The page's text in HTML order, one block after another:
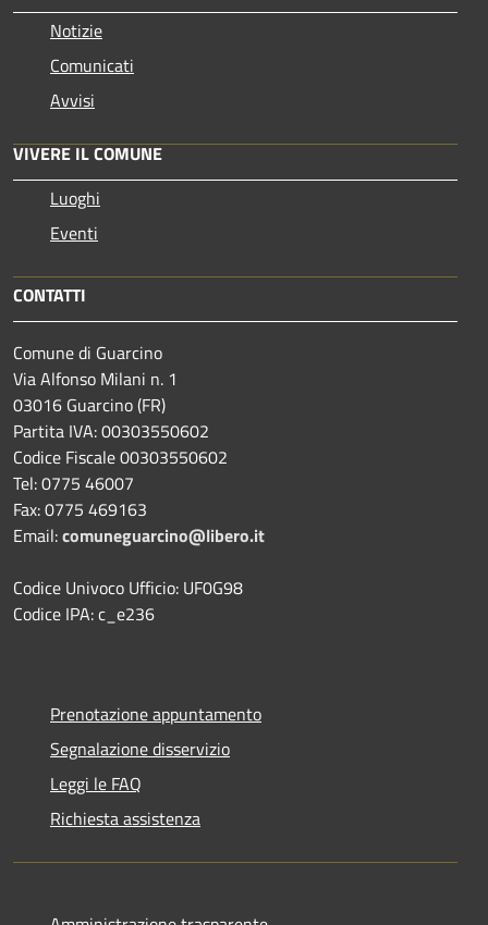
Notizie
Comunicati
Avvisi
VIVERE IL COMUNE
Luoghi
Eventi
CONTATTI
Comune di Guarcino
Via Alfonso Milani n. 1
03016 Guarcino (FR)
Partita IVA: 00303550602
Codice Fiscale 00303550602
Tel: 0775 46007
Fax: 0775 469163
Email:comuneguarcino@libero.it
Codice Univoco Ufficio: UF0G98
Codice IPA: c_e236
Prenotazione appuntamento
Segnalazione disservizio
Leggi le FAQ
Richiesta assistenza